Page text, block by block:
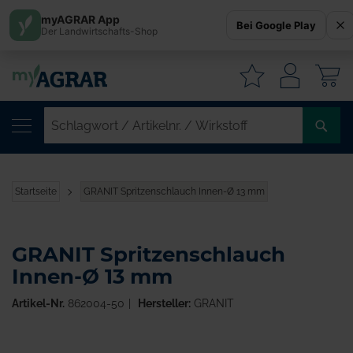
Startseite GRANIT Spritzenschlauch Innen-Ø 13 mm
GRANIT Spritzenschlauch
Innen-Ø 13 mm
Artikel-Nr. 862004-50 Hersteller:GRANIT
myAGRAR App
Der Landwirtschafts-Shop Bei Google Play